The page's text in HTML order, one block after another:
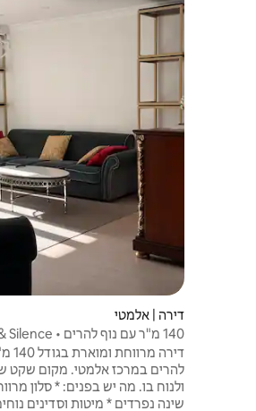
דירה | אלמטי
140 מ"ר עם נוף להרים • Sky & Silence, אלמטי
דירה
להרים במרכז אלמטי.